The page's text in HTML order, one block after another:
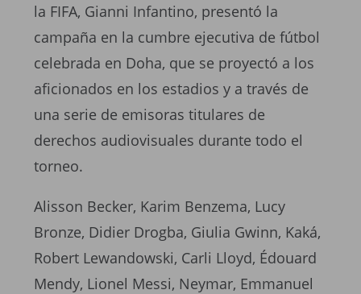
la FIFA, Gianni Infantino, presentó la
campaña en la cumbre ejecutiva de fútbol
celebrada en Doha, que se proyectó a los
aficionados en los estadios y a través de
una serie de emisoras titulares de
derechos audiovisuales durante todo el
torneo.
Alisson Becker, Karim Benzema, Lucy
Bronze, Didier Drogba, Giulia Gwinn, Kaká,
Robert Lewandowski, Carli Lloyd, Édouard
Mendy, Lionel Messi, Neymar, Emmanuel